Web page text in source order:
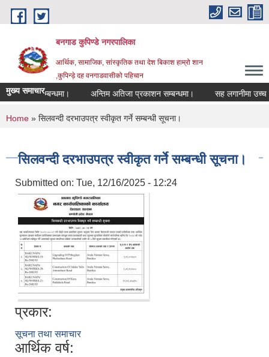
Skip to main content
बनगाड कुपिण्डे नगरपालिका
आर्थिक, सामाजिक, सांस्कृतिक तथा देश बिकाश हाम्रो शान
,कुपिन्ड़े दह वनगाडवासीको पहिचान
मुख्य समाचार
गरिएको सम्बन्धमा। अन्तिम अतिजा प्रकाशन सम्बन्धमा। सह लगानीमा उच्च
You are here
Home » सिलवन्दी दरभाउपत्र स्वीकृत गर्ने सम्बन्धी सूचना।
सिलवन्दी दरभाउपत्र स्वीकृत गर्ने सम्बन्धी सूचना।
Submitted on: Tue, 12/16/2025 - 12:24
प्रकार:
सूचना तथा समाचार
आर्थिक वर्ष: